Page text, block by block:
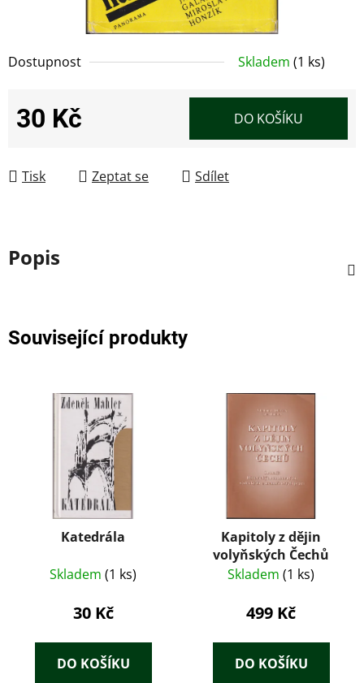
Dostupnost Skladem (1 ks)
30 Kč DO KOŠÍKU
Tisk Zeptat se Sdílet
Popis
Související produkty
Katedrála
Skladem (1 ks)
30 Kč
DO KOŠÍKU
Kapitoly z dějin
volyňských Čechů
Skladem (1 ks)
499 Kč
DO KOŠÍKU